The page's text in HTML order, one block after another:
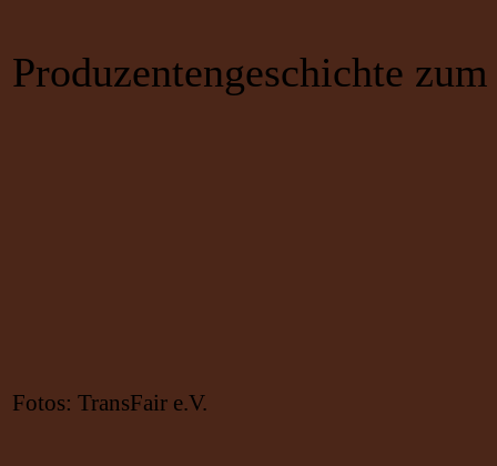
Produzentengeschichte
Fotos: TransFair e.V.